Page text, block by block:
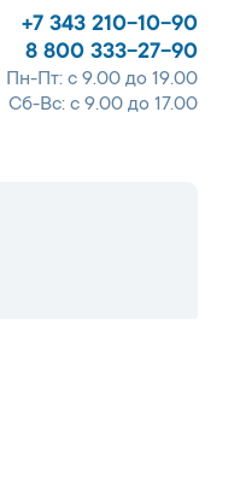
+7 343 210-10-90
8 800 333-27-90
Пн-Пт: с 9.00 до 19.00
Сб-Вс: с 9.00 до 17.00